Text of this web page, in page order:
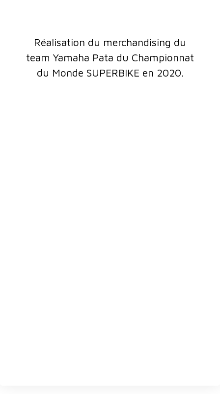
Réalisation du merchandising du
team Yamaha Pata du Championnat
du Monde SUPERBIKE en 2020.